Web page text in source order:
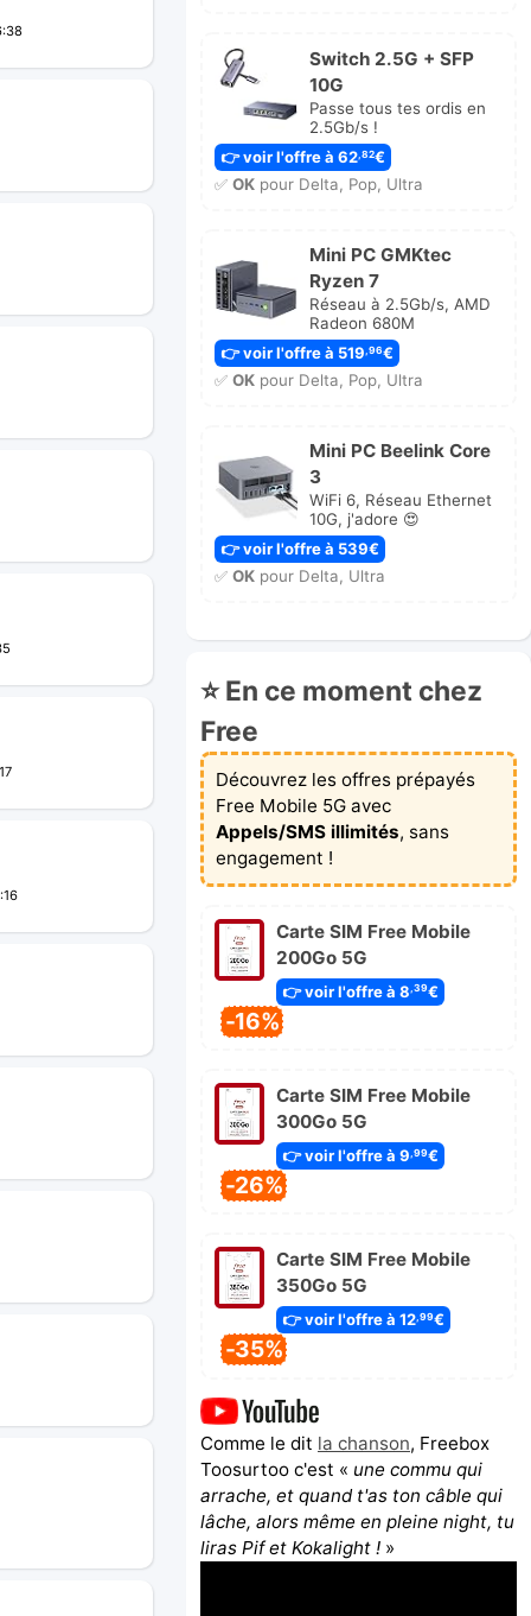
Switch 2.5G + SFP
10G
Passe tous tes ordis en
2.5Gb/s !
👉 voir l'offre à 62,82€
✅ OKpour Delta, Pop, Ultra
Mini PC GMKtec
Ryzen 7
Réseau à 2.5Gb/s, AMD
Radeon 680M
👉 voir l'offre à 519,96€
✅ OKpour Delta, Pop, Ultra
Mini PC Beelink Core
3
WiFi 6, Réseau Ethernet
10G, j'adore 😍
👉 voir l'offre à 539€
✅ OKpour Delta, Ultra
⭐ En ce moment chez
Free
Découvrez les offres prépayés
Free Mobile 5G avec
Appels/SMS illimités, sans
engagement !
Carte SIM Free Mobile
200Go 5G
👉 voir l'offre à 8,39€
-16%
Carte SIM Free Mobile
300Go 5G
👉 voir l'offre à 9 ,99€
-26%
Carte SIM Free Mobile
350Go 5G
👉 voir l'offre à 12,99€
-35%
Comme le dit la chanson, Freebox
Toosurtoo c'est « une commu qui
arrache, et quand t'as ton câble qui
lâche, alors même en pleine night, tu
liras Pif et Kokalight ! »